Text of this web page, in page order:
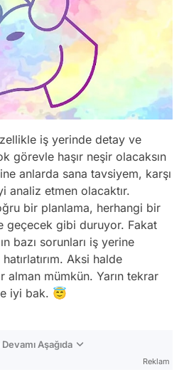
iş yerinde detay ve
görevle haşır neşir olacaksın
anlarda sana tavsiyem, karşı
analiz etmen olacaktır.
bir planlama, herhangi bir
geçecek gibi duruyor. Fakat
bazı sorunları iş yerine
Aksi halde
alman mümkün. Yarın tekrar
iyi bak. 😇
Aşağıda
Reklam